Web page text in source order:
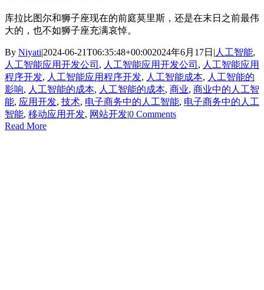
库拉比图尔和狮子座现在的前庭莫里斯，还是在末日之前最伟
大的，也不如狮子座充满哀悼。
By Niyati|2024-06-21T06:35:48+00:002024年6月17日 | 人工智能,
人工智能应用开发公司 , 人工智能应用开发公司 , 人工智能应用
程序开发, 人工智能应用程序开发, 人工智能成本, 人工智能的
影响, 人工智能的成本, 人工智能的成本, 商业, 商业中的人工智
能, 应用开发, 技术, 电子商务中的人工智能, 电子商务中的人工
智能, 移动应用开发, 网站开发|0 Comments
Read More